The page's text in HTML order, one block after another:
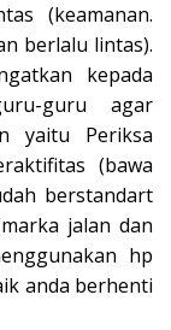
(keamanan.
berlalu lintas).
kepada
guru agar
yaitu Periksa
(bawa
berstandart
jalan dan
hp
anda berhenti